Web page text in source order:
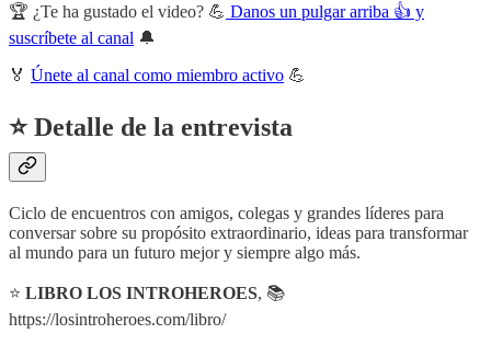
🏆 ¿Te ha gustado el video? 💪 Danos un pulgar arriba 👍 y
suscríbete al canal 🔔
🏅 Únete al canal como miembro activo 💪
⭐ Detalle de la entrevista
Ciclo de encuentros con amigos, colegas y grandes líderes para
conversar sobre su propósito extraordinario, ideas para transformar
al mundo para un futuro mejor y siempre algo más.
⭐ LIBRO LOS INTROHEROES, 📚
https://losintroheroes.com/libro/